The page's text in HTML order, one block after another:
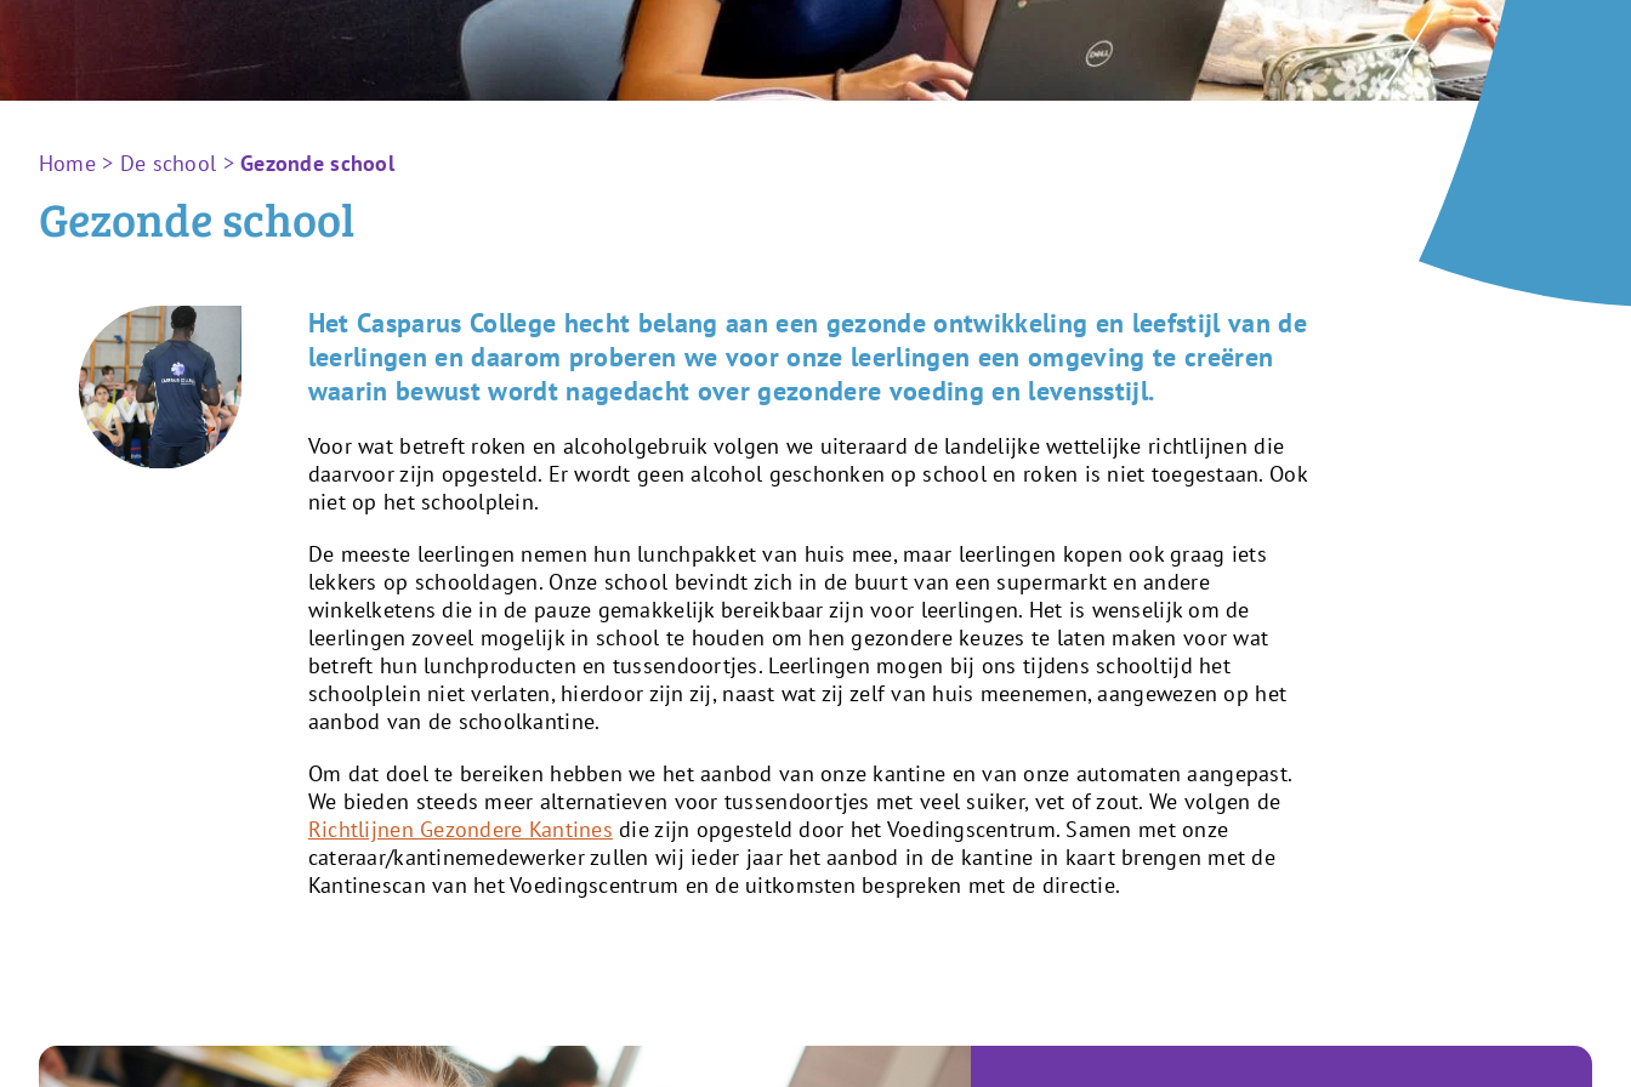
Home > De school >Gezonde school
Gezonde school
Het Casparus College hecht belang aan een gezonde ontwikkeling en leefstijl van de
leerlingen en daarom proberen we voor onze leerlingen een omgeving te creëren
waarin bewust wordt nagedacht over gezondere voeding en levensstijl.
Voor wat betreft roken en alcoholgebruik volgen we uiteraard de landelijke wettelijke richtlijnen die
daarvoor zijn opgesteld. Er wordt geen alcohol geschonken op school en roken is niet toegestaan. Ook
niet op het schoolplein.
De meeste leerlingen nemen hun lunchpakket van huis mee, maar leerlingen kopen ook graag iets
lekkers op schooldagen. Onze school bevindt zich in de buurt van een supermarkt en andere
winkelketens die in de pauze gemakkelijk bereikbaar zijn voor leerlingen. Het is wenselijk om de
leerlingen zoveel mogelijk in school te houden om hen gezondere keuzes te laten maken voor wat
betreft hun lunchproducten en tussendoortjes. Leerlingen mogen bij ons tijdens schooltijd het
schoolplein niet verlaten, hierdoor zijn zij, naast wat zij zelf van huis meenemen, aangewezen op het
aanbod van de schoolkantine.
Om dat doel te bereiken hebben we het aanbod van onze kantine en van onze automaten aangepast.
We bieden steeds meer alternatieven voor tussendoortjes met veel suiker, vet of zout. We volgen de
Richtlijnen Gezondere Kantines die zijn opgesteld door het Voedingscentrum. Samen met onze
cateraar/kantinemedewerker zullen wij ieder jaar het aanbod in de kantine in kaart brengen met de
Kantinescan van het Voedingscentrum en de uitkomsten bespreken met de directie.